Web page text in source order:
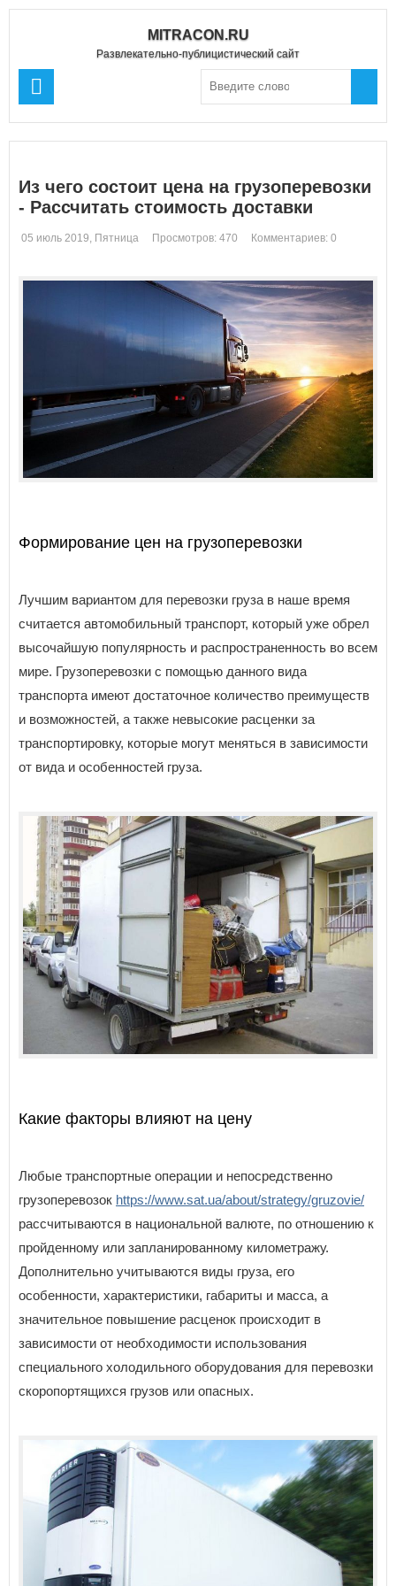
MITRACON.RU
Развлекательно-публицистический сайт
Из чего состоит цена на грузоперевозки
- Рассчитать стоимость доставки
05 июль 2019, Пятница Просмотров: 470 Комментариев: 0
Формирование цен на грузоперевозки
Лучшим вариантом для перевозки груза в наше время
считается автомобильный транспорт, который уже обрел
высочайшую популярность и распространенность во всем
мире. Грузоперевозки с помощью данного вида
транспорта имеют достаточное количество преимуществ
и возможностей, а также невысокие расценки за
транспортировку, которые могут меняться в зависимости
от вида и особенностей груза.
Какие факторы влияют на цену
Любые транспортные операции и непосредственно
грузоперевозок https://www.sat.ua/about/strategy/gruzovie/
рассчитываются в национальной валюте, по отношению к
пройденному или запланированному километражу.
Дополнительно учитываются виды груза, его
особенности, характеристики, габариты и масса, а
значительное повышение расценок происходит в
зависимости от необходимости использования
специального холодильного оборудования для перевозки
скоропортящихся грузов или опасных.